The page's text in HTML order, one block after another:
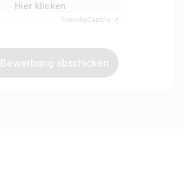
Hier klicken
FriendlyCaptcha ⇗
Bewerbung abschicken